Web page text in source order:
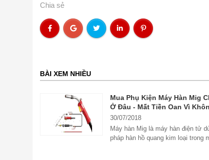
Chia sẻ
BÀI XEM NHIỀU
Mua Phụ Kiện Máy Hàn Mig
Ở Đâu - Mất Tiền Oan Vì
30/07/2018
Máy hàn Mig là máy hàn điện tử
pháp hàn hồ quang kim loại trong